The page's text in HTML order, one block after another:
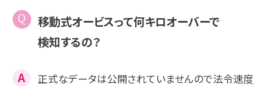
移動式オービスって何キロオーバーで
検知するの？
正式なデータは公開されていませんので法令速度